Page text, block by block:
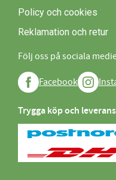
Policy och cookies
Reklamation och retur
Följ oss på sociala
Facebook
Trygga köp och